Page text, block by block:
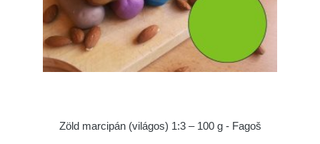
Zöld marcipán (világos) 1:3 – 100 g - Fagoš